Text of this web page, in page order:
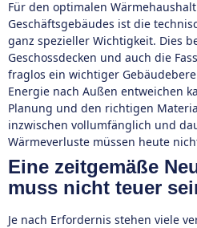
Für den optimalen
Geschäftsgebäudes ist die
ganz spezieller Wichtigkeit. Dies
Geschossdecken und auch die
fraglos ein wichtiger
Energie nach Außen entweichen
Planung und den richtigen
inzwischen vollumfänglich und
Wärmeverluste müssen heute
Eine zeitgemäße
muss nicht teuer
Je nach Erfordernis stehen viele